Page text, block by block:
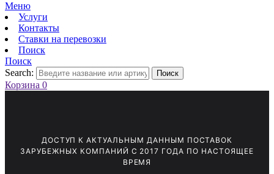
Меню
Услуги
Контакты
Ставки на перевозки
Поиск
Поиск
Search:
Поиск
Корзина 0
ДОСТУП К АКТУАЛЬНЫМ ДАННЫМ ПОСТАВОК
ЗАРУБЕЖНЫХ КОМПАНИЙ С 2017 ГОДА ПО НАСТОЯЩЕЕ
ВРЕМЯ